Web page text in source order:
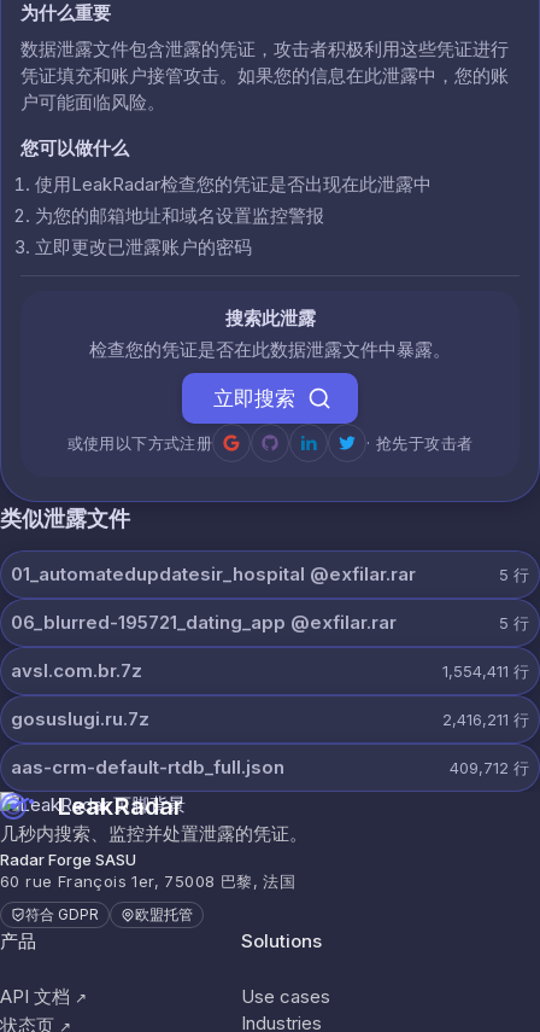
为什么重要
数据泄露文件包含泄露的凭证，攻击者积极利用这些凭证进行
凭证填充和账户接管攻击。如果您的信息在此泄露中，您的账
户可能面临风险。
您可以做什么
使用LeakRadar检查您的凭证是否出现在此泄露中
为您的邮箱地址和域名设置监控警报
立即更改已泄露账户的密码
搜索此泄露
检查您的凭证是否在此数据泄露文件中暴露。
立即搜索
或使用以下方式注册 · 抢先于攻击者
类似泄露文件
01_automatedupdatesir_hospital @exfilar.rar 5 行
06_blurred-195721_dating_app @exfilar.rar 5 行
avsl.com.br.7z 1,554,411 行
gosuslugi.ru.7z 2,416,211 行
aas-crm-default-rtdb_full.json 409,712 行
LeakRadar
几秒内搜索、监控并处置泄露的凭证。
Radar Forge SASU
60 rue François 1er, 75008 巴黎, 法国
符合 GDPR 欧盟托管
产品
API 文档 ↗
状态页 ↗
Solutions
Use cases
Industries